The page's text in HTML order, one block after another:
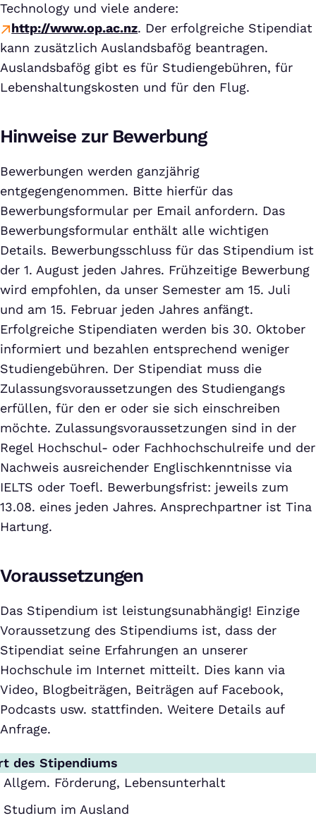
Technology und viele andere:
http://www.op.ac.nz. Der erfolgreiche Stipendiat
kann zusätzlich Auslandsbafög beantragen.
Auslandsbafög gibt es für Studiengebühren, für
Lebenshaltungskosten und für den Flug.
Hinweise zur Bewerbung
Bewerbungen werden ganzjährig
entgegengenommen. Bitte hierfür das
Bewerbungsformular per Email anfordern. Das
Bewerbungsformular enthält alle wichtigen
Details. Bewerbungsschluss für das Stipendium ist
der 1. August jeden Jahres. Frühzeitige Bewerbung
wird empfohlen, da unser Semester am 15. Juli
und am 15. Februar jeden Jahres anfängt.
Erfolgreiche Stipendiaten werden bis 30. Oktober
informiert und bezahlen entsprechend weniger
Studiengebühren. Der Stipendiat muss die
Zulassungsvoraussetzungen des Studiengangs
erfüllen, für den er oder sie sich einschreiben
möchte. Zulassungsvoraussetzungen sind in der
Regel Hochschul- oder Fachhochschulreife und der
Nachweis ausreichender Englischkenntnisse via
IELTS oder Toefl. Bewerbungsfrist: jeweils zum
13.08. eines jeden Jahres. Ansprechpartner ist Tina
Hartung.
Voraussetzungen
Das Stipendium ist leistungsunabhängig! Einzige
Voraussetzung des Stipendiums ist, dass der
Stipendiat seine Erfahrungen an unserer
Hochschule im Internet mitteilt. Dies kann via
Video, Blogbeiträgen, Beiträgen auf Facebook,
Podcasts usw. stattfinden. Weitere Details auf
Anfrage.
des Stipendiums
Allgem. Förderung, Lebensunterhalt
Studium im Ausland